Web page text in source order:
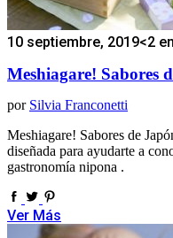
10 septiembre, 2019<2
Meshiagare! Sabores
por Silvia Franconetti
Meshiagare! Sabores de
diseñada para ayudarte a
gastronomía nipona .
Ver Más